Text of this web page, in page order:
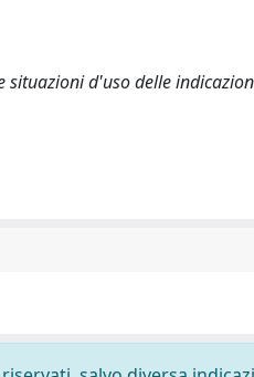
d'uso delle